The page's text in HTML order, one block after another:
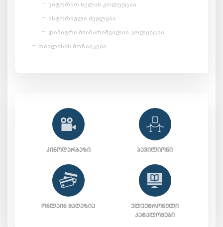
ვიტორიო სელას კოლექცია
ისტორიული ძეგლები
დიმიტრი მძინარიშვილის კოლექცია
თბილისის მოზაიკები
ᲙᲘᲜᲝᲓᲐᲠᲑᲐᲖᲘ ᲞᲐᲕᲘᲚᲘᲝᲜᲘ
ᲝᲜᲚᲐᲘᲜ ᲛᲐᲦᲐᲖᲘᲐ
ᲔᲚᲔᲥᲢᲠᲝᲜᲣᲚᲘ
ᲙᲐᲢᲐᲚᲝᲒᲔᲑᲘ